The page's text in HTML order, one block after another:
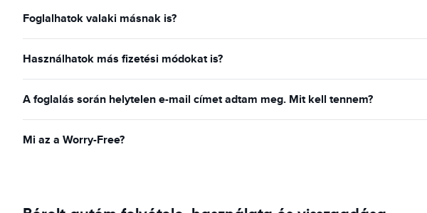
Foglalhatok valaki másnak is?
Használhatok más fizetési módokat is?
A foglalás során helytelen e-mail címet adtam meg. Mit kell tennem?
Mi az a Worry-Free?